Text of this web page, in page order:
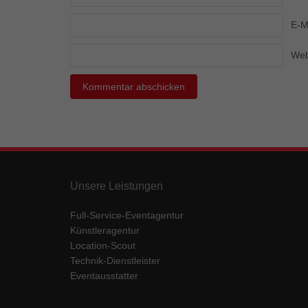
E-
Unsere Leistungen
Full-Service-Eventagentur
Künstleragentur
Location-Scout
Technik-Dienstleister
Eventausstatter